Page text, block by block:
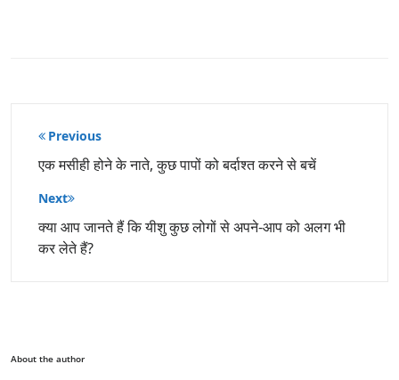
पोस्ट
नेविगेशन
Previous
एक मसीही होने के नाते, कुछ पापों को बर्दाश्त करने से बचें
Next
क्या आप जानते हैं कि यीशु कुछ लोगों से अपने-आप को अलग भी
कर लेते हैं?
About the author